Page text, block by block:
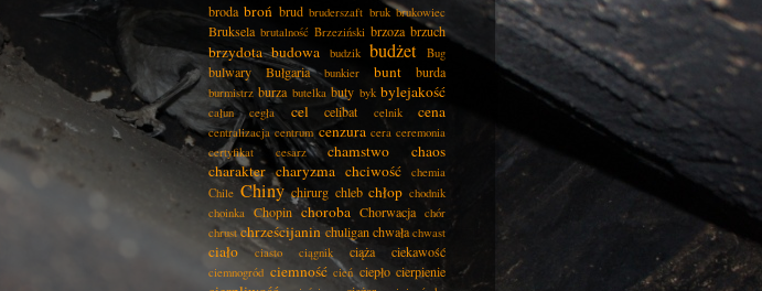
broda broń brud bruderszaft bruk brukowiec
Bruksela brutalność Brzeziński brzoza brzuch
brzydota budowa budzik budżet Bug
bulwary Bułgaria bunkier bunt burda
burmistrz burza butelka buty byk bylejakość
całun cegła cel celibat celnik cena
centralizacja centrum cenzura cera ceremonia
certyfikat
cesarz chamstwo
chaos
charakter charyzma chciwość
chemia
Chile Chiny chirurg chleb chłop chodnik
choinka Chopin choroba Chorwacja chór
chrust chrześcijanin chuligan chwała chwast
ciało ciasto ciągnik ciąża ciekawość
ciemnogród ciemność cień ciepło cierpienie